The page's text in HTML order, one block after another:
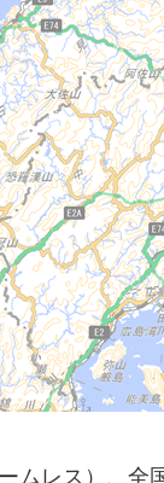
ムレス）、全